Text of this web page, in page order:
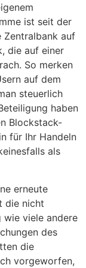
ist seit der
Zentralbank auf
die auf einer
So merken
auf dem
steuerlich
haben
Blockstack-
für Ihr Handeln
als
erneute
die nicht
wie viele andere
des
die
vorgeworfen,